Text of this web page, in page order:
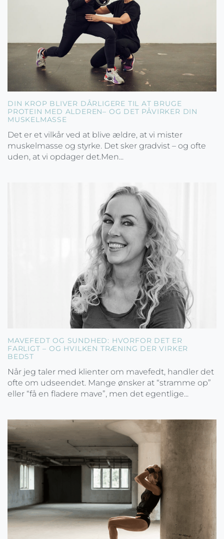
DIN KROP BLIVER DÅRLIGERE TIL AT BRUGE
PROTEIN MED ALDEREN– OG DET PÅVIRKER DIN
MUSKELMASSE
Det er et vilkår ved at blive ældre, at vi mister
muskelmasse og styrke. Det sker gradvist – og ofte
uden, at vi opdager det.Men...
MAVEFEDT OG SUNDHED: HVORFOR DET ER
FARLIGT – OG HVILKEN TRÆNING DER VIRKER
BEDST
Når jeg taler med klienter om mavefedt, handler det
ofte om udseendet. Mange ønsker at “stramme op”
eller “få en fladere mave”, men det egentlige...